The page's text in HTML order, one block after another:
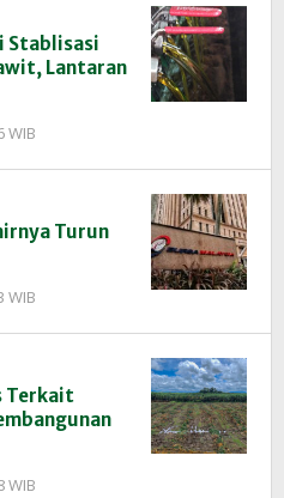
Stablisasi
Lantaran
WIB
InfoSAWIT
Turun
WIB
InfoSAWIT
Terkait
WIB